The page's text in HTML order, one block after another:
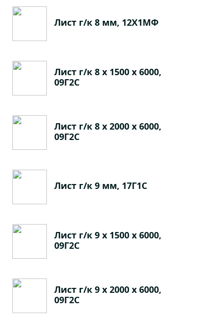
Лист г/к 8 мм, 12Х1МФ
Лист г/к 8 х 1500 х 6000,
09Г2С
Лист г/к 8 х 2000 х 6000,
09Г2С
Лист г/к 9 мм, 17Г1С
Лист г/к 9 х 1500 х 6000,
09Г2С
Лист г/к 9 х 2000 х 6000,
09Г2С